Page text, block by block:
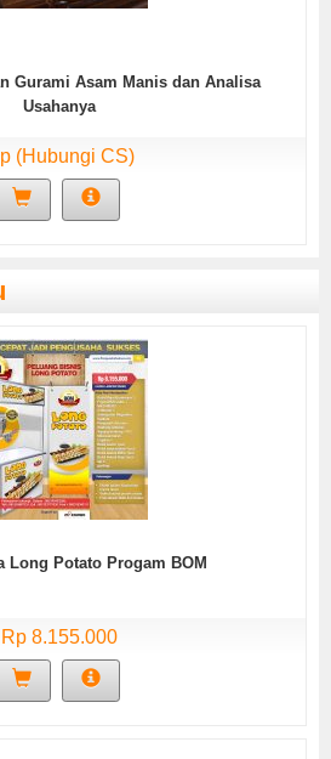
Gurami Asam Manis dan Analisa
Usahanya
(Hubungi CS)
Long Potato Progam BOM
Rp 8.155.000